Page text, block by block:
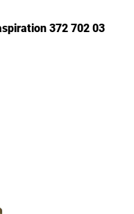
372 702 03